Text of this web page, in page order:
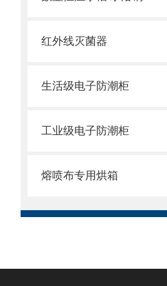
红外线灭菌器
生活级电子防潮柜
工业级电子防潮柜
熔喷布专用烘箱